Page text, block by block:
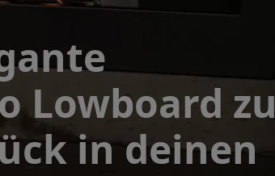
Lowboard zu
in deinen